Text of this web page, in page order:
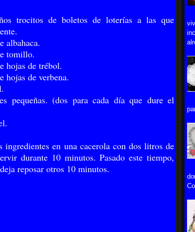
trocitos de boletos de loterías a las que
albahaca.
tomillo.
hojas de trébol.
hojas de verbena.
pequeñas. (dos para cada día que dure el
ingredientes en una cacerola con dos litros de
durante 10 minutos. Pasado este tiempo,
reposar otros 10 minutos.